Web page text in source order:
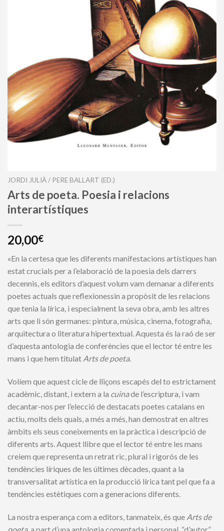
JORDI JULIÀ / PERE BALLART (ED.)
Arts de poeta. Poesia i relacions
interartístiques
20,00€
«En la certesa que les diferents manifestacions artístiques han
estat crucials per a l’elaboració de la poesia dels darrers
decennis, els editors d’aquest volum vam demanar a diferents
poetes actuals que reflexionessin a propòsit de les relacions
que tenia la lírica, i especialment la seva obra, amb les altres
arts que li són germanes: pintura, música, cinema, fotografia,
arquitectura o literatura hipertextual. Aquesta és la raó de ser
d’aquesta antologia de conferències que el lector té entre les
mans i que hem titulat Arts de poeta.
Volíem que aquest cicle de lliçons escapés del to estrictament
acadèmic, distant, i extern a la cuinade l’escriptura, i vam
decantar-nos per l’elecció de destacats poetes catalans en
actiu, molts dels quals, a més a més, han demostrat en altres
àmbits els seus coneixements en la pràctica i descripció de
diferents arts. Aquest llibre que el lector té entre les mans
creiem que representa un retrat ric, plural i rigorós de les
tendències líriques de les últimes dècades, quant a la
transversalitat artística en la producció lírica tant pel que fa a
tendències estètiques com a generacions diferents.
La nostra esperança com a editors, tanmateix, és que Arts de